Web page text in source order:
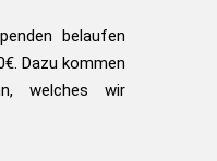
belaufen
Dazu kommen
welches wir